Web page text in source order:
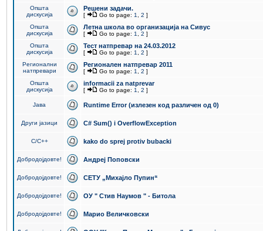
Општа
дискусија
Решени задачи.
[ Go to page: 1 2 ]
Општа
дискусија
Летна школа во организација на Сивус
[ Go to page: 1 2 ]
Општа
дискусија
Тест натпревар на 24.03.2012
[ Go to page: 1 2 ]
Регионални
натпревари
Регионален натпревар 2011
[ Go to page: 1 2 ]
Општа
дискусија
informacii za natprevar
[ Go to page: 1 2 ]
Јава Runtime Error (излезен код различен од 0)
Други јазици C# Sum() i OverflowException
C/C++ kako do sprej protiv bubacki
Добродојдовте! Андреј Поповски
Добродојдовте! СЕТУ „Михајло Пупин“
Добродојдовте! ОУ " Стив Наумов " - Битола
Добродојдовте! Марио Величковски